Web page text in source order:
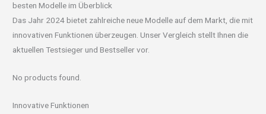
besten Modelle im Überblick
Das Jahr 2024 bietet zahlreiche neue Modelle auf dem Markt, die mit
innovativen Funktionen überzeugen. Unser Vergleich stellt Ihnen die
aktuellen Testsieger und Bestseller vor.
No products found.
Innovative Funktionen